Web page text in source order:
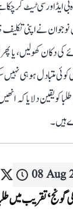
نے اپنی
کی دکان کھولیں،
متبادل ہو ہی
کو یقین دلایا کہ
ہیں۔
08 Aug
گونج‘ تقریب میں